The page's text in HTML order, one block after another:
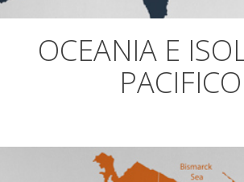
OCEANIA E
PACIFICO